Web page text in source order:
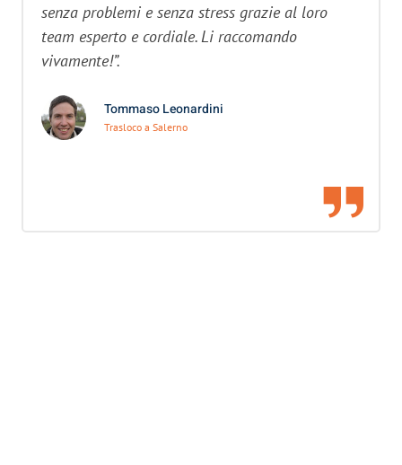
senza problemi e senza stress grazie al loro
team esperto e cordiale. Li raccomando
vivamente!”.
Tommaso Leonardini
Trasloco a Salerno